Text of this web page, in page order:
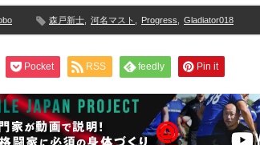
森戸新士 河名マスト Progress Gladiator018
Pocket RSS feedly Pin it